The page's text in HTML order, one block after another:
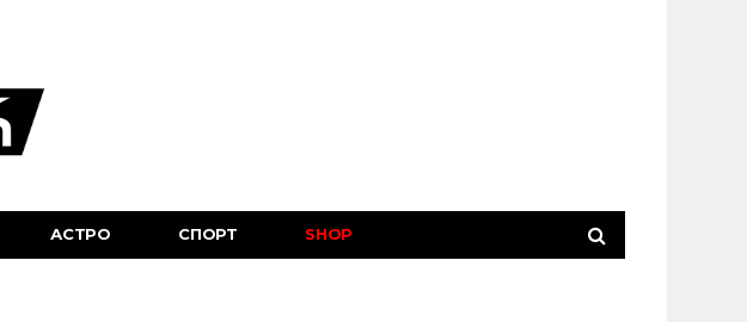
АСТРО СПОРТ SHOP